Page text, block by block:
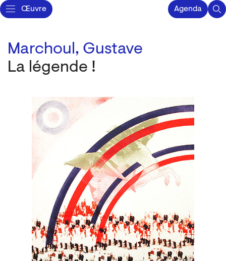
Œuvre Agenda
Marchoul, Gustave
La légende !